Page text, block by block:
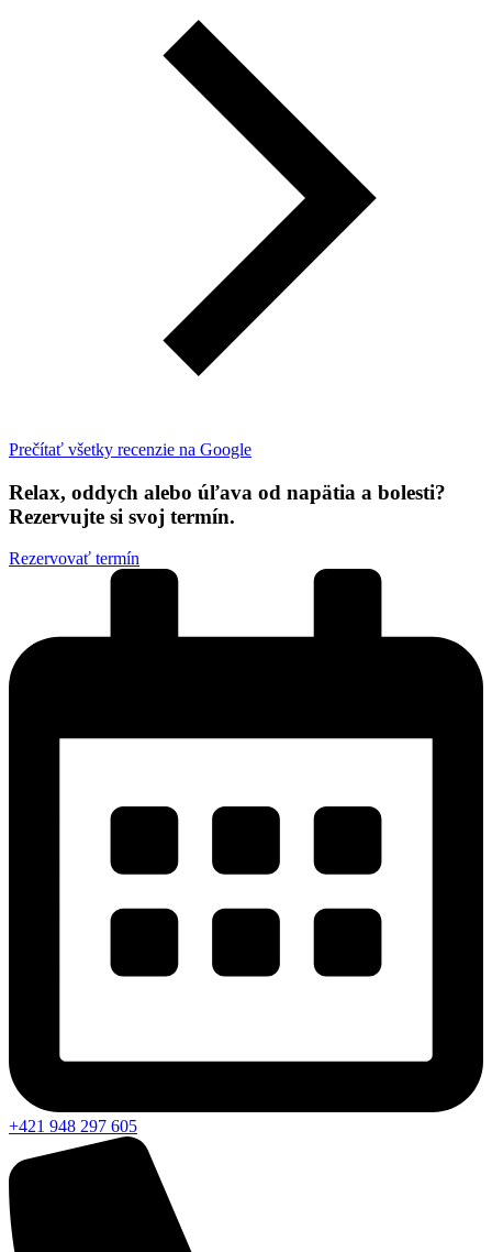
Prečítať všetky recenzie na Google
Relax, oddych alebo úľava od napätia a bolesti?
Rezervujte si svoj termín.
Rezervovať termín
+421 948 297 605​